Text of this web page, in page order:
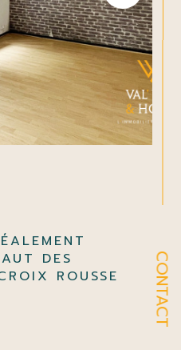
CONTACT
DES
ROUSSE